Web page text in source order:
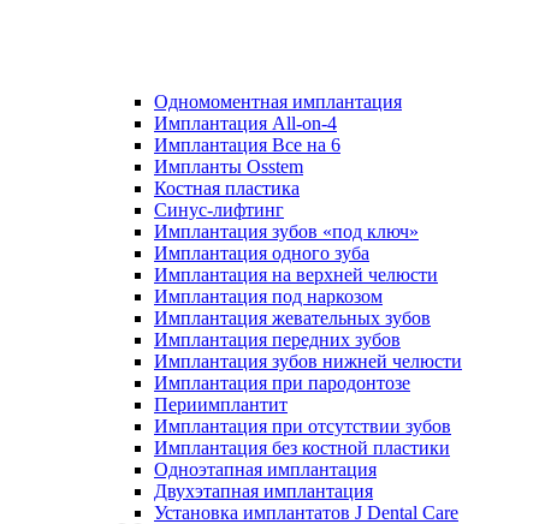
Одномоментная имплантация
Имплантация All-on-4
Имплантация Все на 6
Импланты Osstem
Костная пластика
Синус-лифтинг
Имплантация зубов «под ключ»
Имплантация одного зуба
Имплантация на верхней челюсти
Имплантация под наркозом
Имплантация жевательных зубов
Имплантация передних зубов
Имплантация зубов нижней челюсти
Имплантация при пародонтозе
Периимплантит
Имплантация при отсутствии зубов
Имплантация без костной пластики
Одноэтапная имплантация
Двухэтапная имплантация
Установка имплантатов J Dental Care